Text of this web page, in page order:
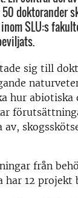
doktorander
SLU:s
sig till
hur abiotiska
av,
från
har 12 projekt